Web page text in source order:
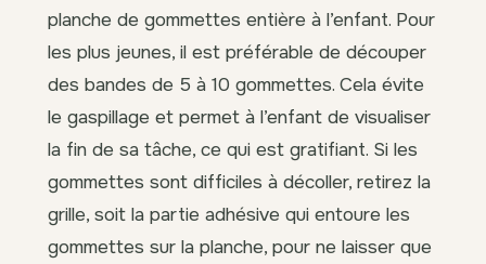
planche de gommettes entière à l’enfant. Pour
les plus jeunes, il est préférable de découper
des bandes de 5 à 10 gommettes. Cela évite
le gaspillage et permet à l’enfant de visualiser
la fin de sa tâche, ce qui est gratifiant. Si les
gommettes sont difficiles à décoller, retirez la
grille, soit la partie adhésive qui entoure les
gommettes sur la planche, pour ne laisser que